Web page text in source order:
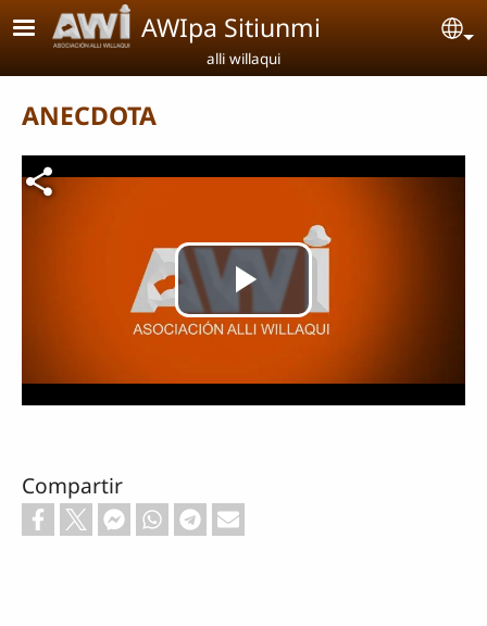
Pasar al contenido principal
AWIpa Sitiunmi
alli willaqui
Archivo de vídeo
Reproducir
Vídeo
ANECDOTA
Compartir